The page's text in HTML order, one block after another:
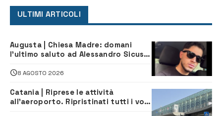
ULTIMI ARTICOLI
Augusta | Chiesa Madre: domani
l’ultimo saluto ad Alessandro Sicuso,
8 AGOSTO 2026
Catania | Riprese le attività
all’aeroporto. Ripristinati tutti i voli